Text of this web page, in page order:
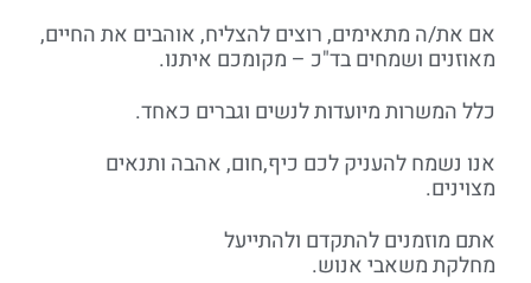
אם את/ה מתאימים, רוצים להצליח, אוהבים את החיים,
מאוזנים ושמחים בד"כ – מקומכם איתנו.
כלל המשרות מיועדות לנשים וגברים כאחד.
אנו נשמח להעניק לכם כיף,חום, אהבה ותנאים
מצוינים.
אתם מוזמנים להתקדם ולהתייעל
מחלקת משאבי אנוש.